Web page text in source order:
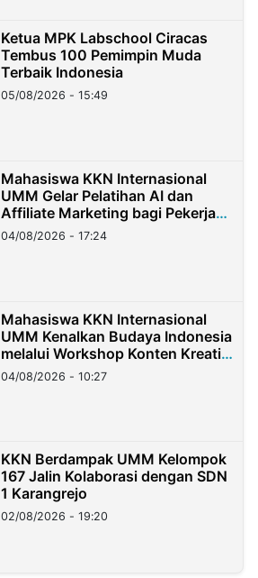
Ketua MPK Labschool Ciracas
Tembus 100 Pemimpin Muda
Terbaik Indonesia
05/08/2026 - 15:49
Mahasiswa KKN Internasional
UMM Gelar Pelatihan AI dan
Affiliate Marketing bagi Pekerja
Migran Indonesia di Taiwan
04/08/2026 - 17:24
Mahasiswa KKN Internasional
UMM Kenalkan Budaya Indonesia
melalui Workshop Konten Kreatif
di Taiwan
04/08/2026 - 10:27
KKN Berdampak UMM Kelompok
167 Jalin Kolaborasi dengan SDN
1 Karangrejo
02/08/2026 - 19:20